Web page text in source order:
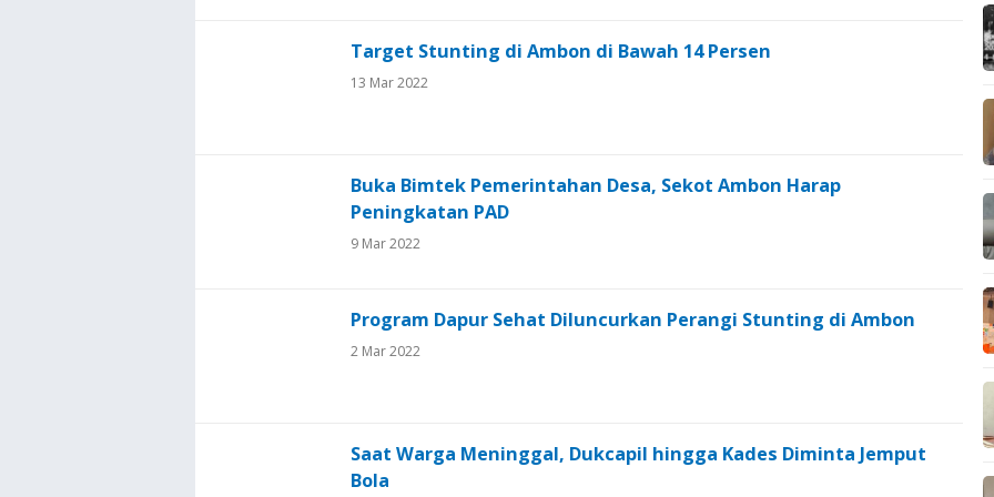
Target Stunting di Ambon di Bawah 14 Persen
13 Mar 2022
Buka Bimtek Pemerintahan Desa, Sekot Ambon Harap
Peningkatan PAD
9 Mar 2022
Program Dapur Sehat Diluncurkan Perangi Stunting di Ambon
2 Mar 2022
Saat Warga Meninggal, Dukcapil hingga Kades Diminta Jemput
Bola